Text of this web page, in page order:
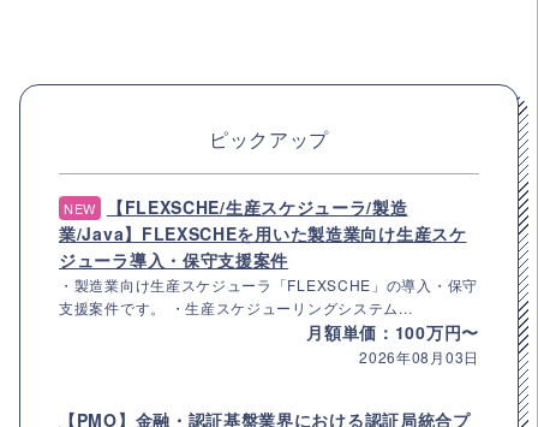
ピックアップ
NEW
【FLEXSCHE/生産スケジューラ/製造
業/Java】FLEXSCHEを用いた製造業向け生産スケ
ジューラ導入・保守支援案件
・製造業向け生産スケジューラ「FLEXSCHE」の導入・保守
支援案件です。 ・生産スケジューリングシステム...
月額単価：100万円〜
2026年08月03日
【PMO】金融・認証基盤業界における認証局統合プ